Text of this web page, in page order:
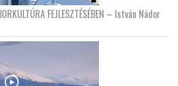
FEJLESZTÉSÉBEN – István Nádor